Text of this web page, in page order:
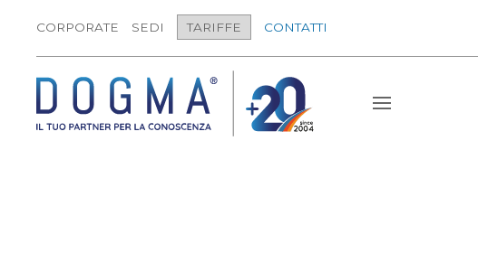
CORPORATE SEDI TARIFFE CONTATTI